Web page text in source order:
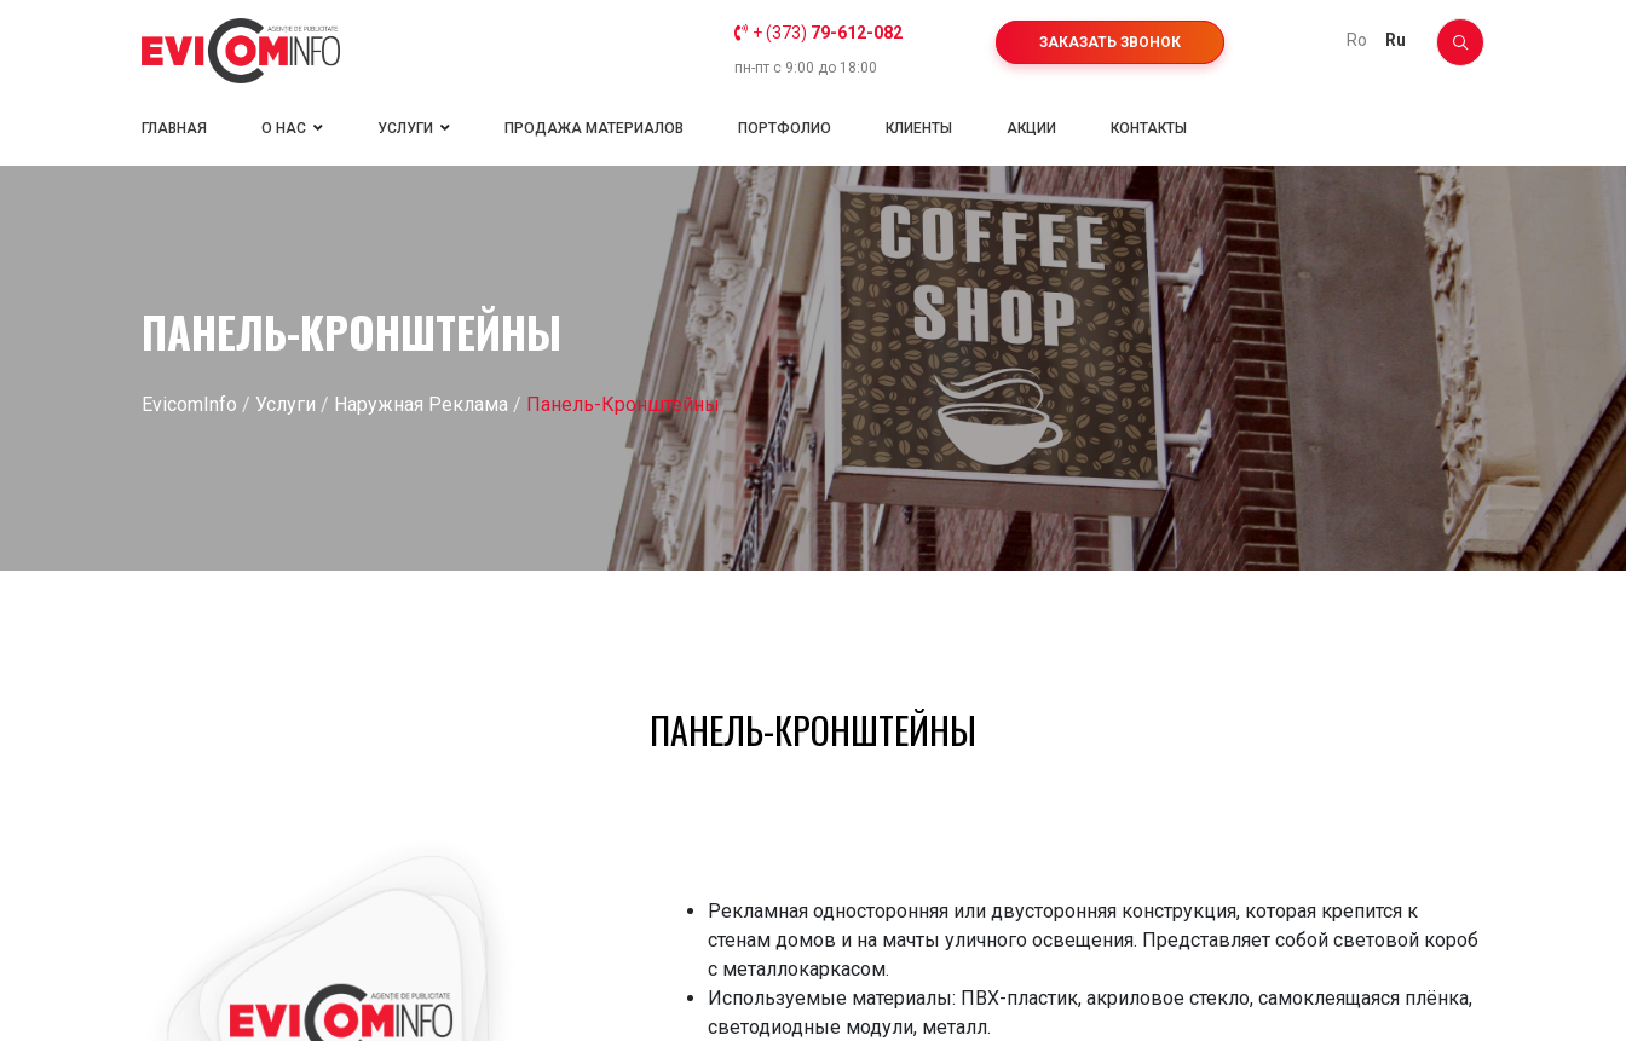
+ (373) 79-612-082
пн-пт с 9:00 до 18:00
ЗАКАЗАТЬ ЗВОНОК ro ru
ГЛАВНАЯ О НАС УСЛУГИ ПРОДАЖА МАТЕРИАЛОВ ПОРТФОЛИО КЛИЕНТЫ АКЦИИ КОНТАКТЫ
ПАНЕЛЬ-КРОНШТЕЙНЫ
EvicomInfo / Услуги / Наружная Реклама / Панель-Кронштейны
ПАНЕЛЬ-КРОНШТЕЙНЫ
Рекламная односторонняя или двусторонняя конструкция, которая крепится к
стенам домов и на мачты уличного освещения. Представляет собой световой короб
с металлокаркасом.
Используемые материалы: ПВХ-пластик, акриловое стекло, самоклеящаяся плёнка,
светодиодные модули, металл.